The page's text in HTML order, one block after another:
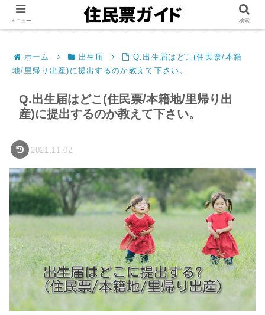
ホーム 出生届
Q.出生届はどこ(住民票/本籍
地/里帰り出産)に提出するのか教えて下さい。
Q.出生届はどこ(住民票/本籍地/里帰り出
産)に提出するのか教えて下さい。
2021.11.02
メニュー 検索